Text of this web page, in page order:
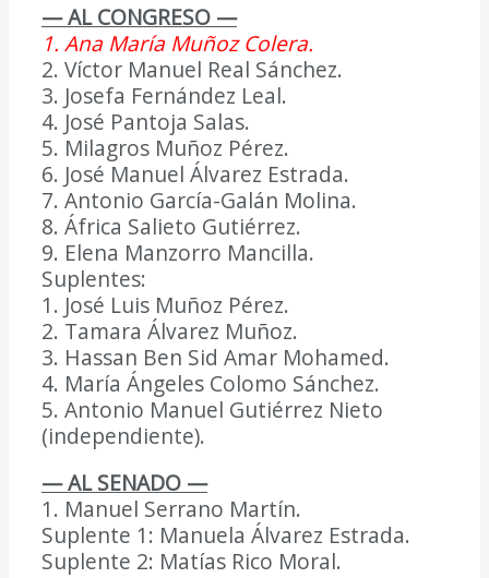
— AL CONGRESO —
1. Ana María Muñoz Colera.
2. Víctor Manuel Real Sánchez.
3. Josefa Fernández Leal.
4. José Pantoja Salas.
5. Milagros Muñoz Pérez.
6. José Manuel Álvarez Estrada.
7. Antonio García-Galán Molina.
8. África Salieto Gutiérrez.
9. Elena Manzorro Mancilla.
Suplentes:
1. José Luis Muñoz Pérez.
2. Tamara Álvarez Muñoz.
3. Hassan Ben Sid Amar Mohamed.
4. María Ángeles Colomo Sánchez.
5. Antonio Manuel Gutiérrez Nieto
(independiente).
— AL SENADO —
1. Manuel Serrano Martín.
Suplente 1: Manuela Álvarez Estrada.
Suplente 2: Matías Rico Moral.